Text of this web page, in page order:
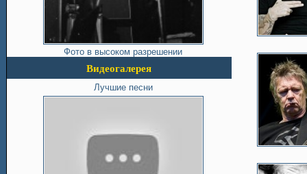
Фото в высоком разрешении
Видеогалерея
Лучшие песни